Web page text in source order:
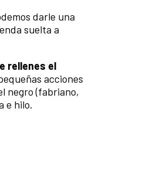
darle una
suelta a
rellenes el
acciones
negro (fabriano,
e hilo.